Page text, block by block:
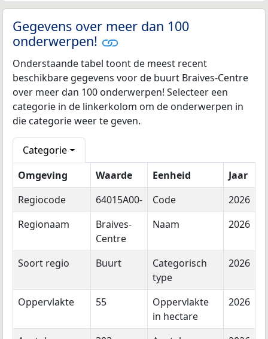
Gegevens over meer dan 100
onderwerpen!
Onderstaande tabel toont de meest recent
beschikbare gegevens voor de buurt Braives-Centre
over meer dan 100 onderwerpen! Selecteer een
categorie in de linkerkolom om de onderwerpen in
die categorie weer te geven.
Categorie
Omgeving
Waarde Eenheid
Jaar
Regiocode
64015A00- Code
2026
Regionaam
Braives-
Centre
Naam 2026
Soort regio Buurt
Categorisch
type
2026
Oppervlakte 55
Oppervlakte
in hectare
2026